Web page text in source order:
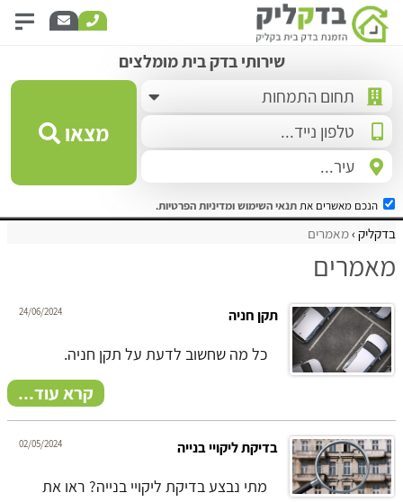
שירותי בדק בית מומלצים
מצאו
הנכם מאשרים אתתנאי השימושומדיניות הפרטיות.
בדקליק מאמרים
מאמרים
תקן חניה 24/06/2024
כל מה שחשוב לדעת על תקן חניה.
קרא עוד...
בדיקת ליקויי בנייה 02/05/2024
מתי נבצע בדיקת ליקויי בנייה? ראו את